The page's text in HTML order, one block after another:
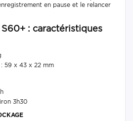
en pause et le relancer
: caractéristiques
: 59 x 43 x 22 mm
3h30